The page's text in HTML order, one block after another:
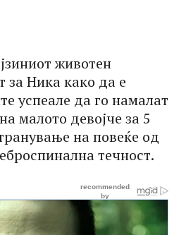
животен
за Ника како да е
успеале да го намалат
малото девојче за 5
на повеќе од
течност.